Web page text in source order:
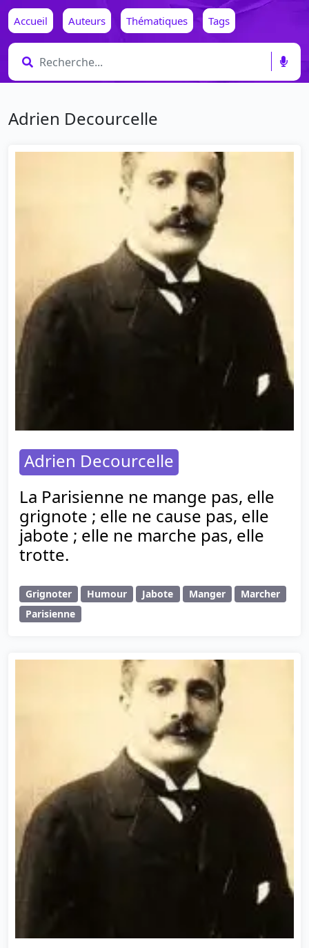
Accueil Auteurs Thématiques Tags
Adrien Decourcelle
Adrien Decourcelle
La Parisienne ne mange pas, elle
grignote ; elle ne cause pas, elle
jabote ; elle ne marche pas, elle
trotte.
Grignoter Humour Jabote Manger
Marcher
Parisienne